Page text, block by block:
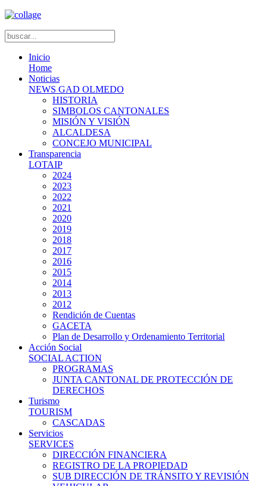
Inicio
Home
Noticias
NEWS GAD OLMEDO
HISTORIA
SIMBOLOS CANTONALES
MISIÓN Y VISIÓN
ALCALDESA
CONCEJO MUNICIPAL
Transparencia
LOTAIP
2024
2023
2022
2021
2020
2019
2018
2017
2016
2015
2014
2013
2012
Rendición de Cuentas
GACETA
Plan de Desarrollo y Ordenamiento Territorial
Acción Social
SOCIAL ACTION
PROGRAMAS
JUNTA CANTONAL DE PROTECCIÓN DE
DERECHOS
Turismo
TOURISM
CASCADAS
Servicios
SERVICES
DIRECCIÓN FINANCIERA
REGISTRO DE LA PROPIEDAD
SUB DIRECCIÓN DE TRÁNSITO Y REVISIÓN